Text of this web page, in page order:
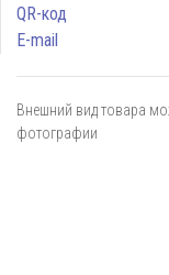
QR-код
E-mail
Внешний вид товара
фотографии